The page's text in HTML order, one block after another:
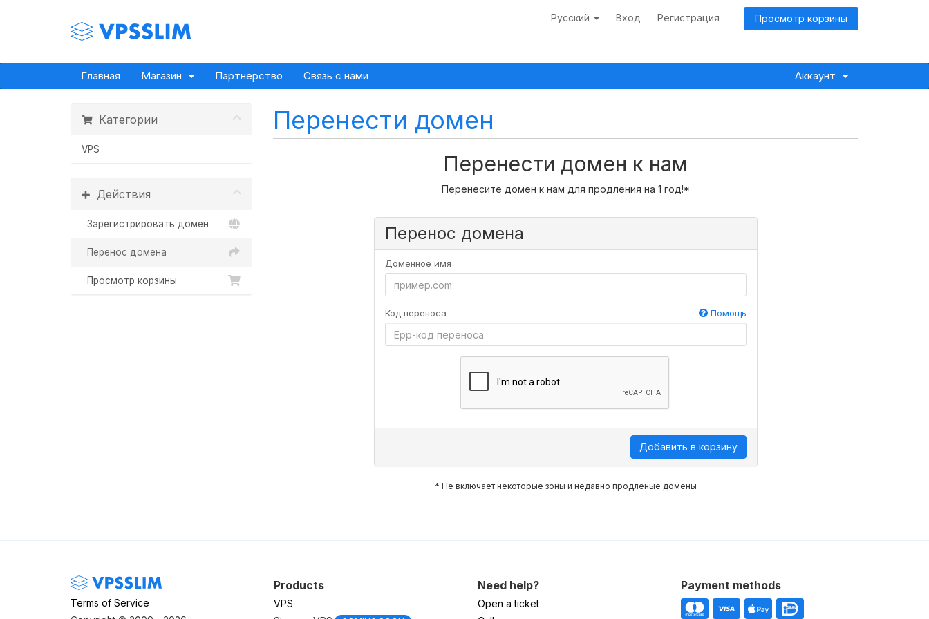
Русский Вход Регистрация Просмотр корзины
Главная Магазин Партнерство Связь с нами Аккаунт
Категории
VPS
Действия
Зарегистрировать домен
Перенос домена
Просмотр корзины
Перенести домен
Перенести домен к нам
Перенесите домен к нам для продления на 1 год!*
Перенос домена
Доменное имя
Код переноса Помощь
Добавить в корзину
* Не включает некоторые зоны и недавно продленые домены
Terms of Service
Products
VPS
Need help?
Open a ticket
Payment methods